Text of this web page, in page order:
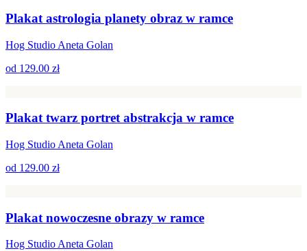
Plakat astrologia planety obraz w ramce
Hog Studio Aneta Golan
od 129.00 zł
Plakat twarz portret abstrakcja w ramce
Hog Studio Aneta Golan
od 129.00 zł
Plakat nowoczesne obrazy w ramce
Hog Studio Aneta Golan